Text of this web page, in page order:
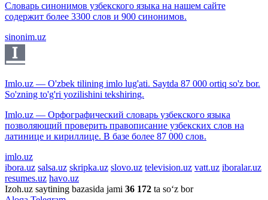
Словарь синонимов узбекского языка на нашем сайте
содержит более 3300 слов и 900 синонимов.
sinonim.uz
Imlo.uz — O'zbek tilining imlo lug'ati. Saytda 87 000 ortiq so'z bor.
So'zning to'g'ri yozilishini tekshiring.
Imlo.uz — Орфографический словарь узбекского языка
позволяющий проверить правописание узбекских слов на
латинице и кириллице. В базе более 87 000 слов.
imlo.uz
ibora.uz salsa.uz skripka.uz slovo.uz television.uz vatt.uz iboralar.uz
resumes.uz havo.uz
Izoh.uz saytining bazasida jami 36 172 ta so‘z bor